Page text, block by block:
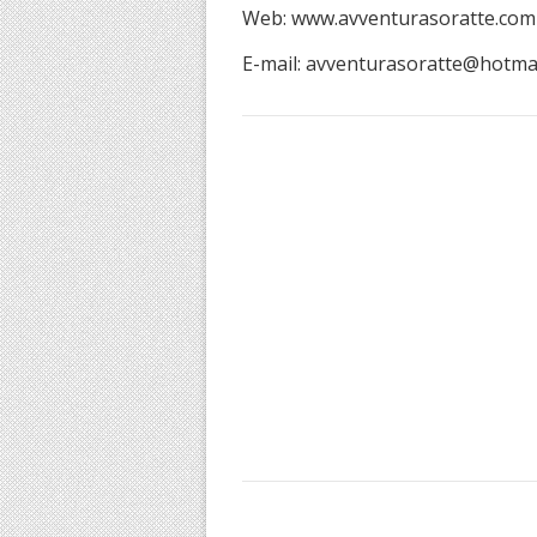
Web: www.avventurasoratte.com
E-mail: